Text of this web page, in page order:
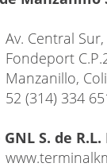
Av. Central
Fondeport
Manzanillo,
52 (314) 334
S. de R.L.